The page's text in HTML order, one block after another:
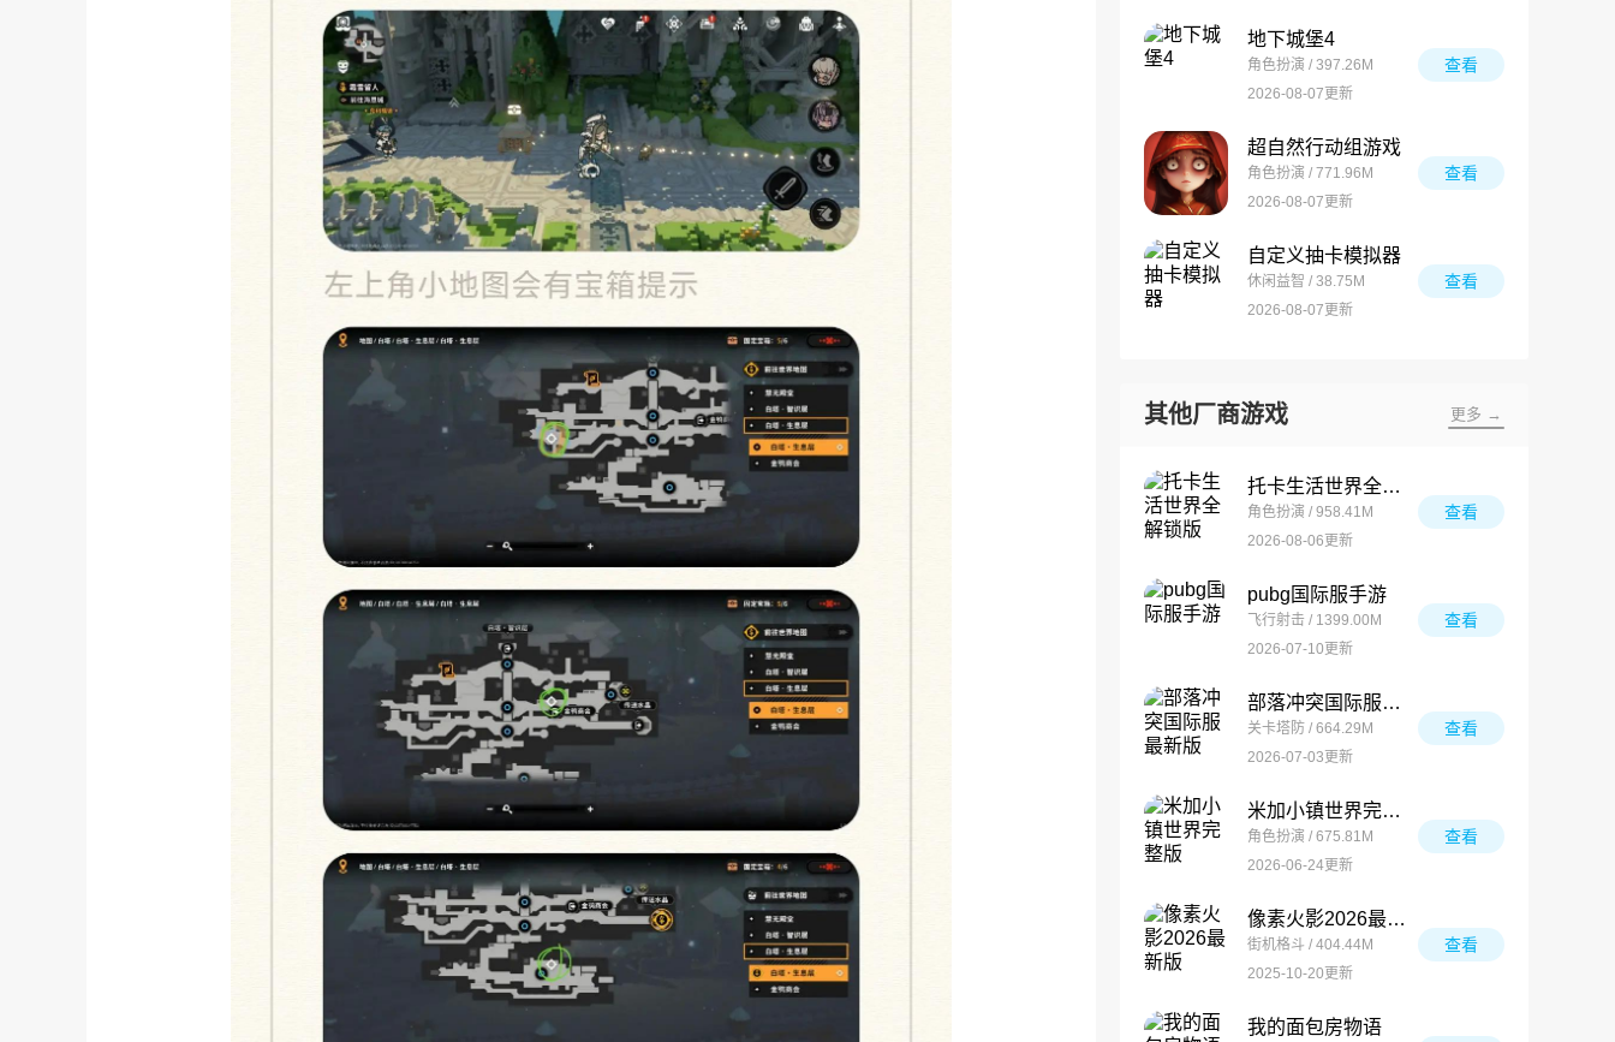
地下城堡4
角色扮演 / 397.26M
2026-08-07更新
查看
超自然行动组游戏
角色扮演 / 771.96M
2026-08-07更新
查看
自定义抽卡模拟器
休闲益智 / 38.75M
2026-08-07更新
查看
其他厂商游戏 更多 →
托卡生活世界全解锁版
角色扮演 / 958.41M
2026-08-06更新
查看
pubg国际服手游
飞行射击 / 1399.00M
2026-07-10更新
查看
部落冲突国际服最新版
关卡塔防 / 664.29M
2026-07-03更新
查看
米加小镇世界完整版
角色扮演 / 675.81M
2026-06-24更新
查看
像素火影2026最新版
街机格斗 / 404.44M
2025-10-20更新
查看
我的面包房物语